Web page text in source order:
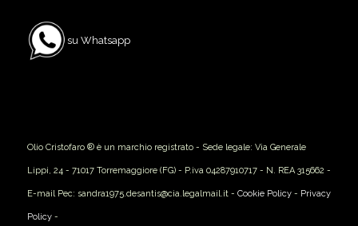
su Whatsapp
Olio Cristofaro ® è un marchio registrato - Sede legale: Via Generale
Lippi, 24 - 71017 Torremaggiore (FG) - P.iva 04287910717 - N. REA 315662 -
E-mail Pec: sandra1975.desantis@cia.legalmail.it - Cookie Policy- Privacy
Policy-